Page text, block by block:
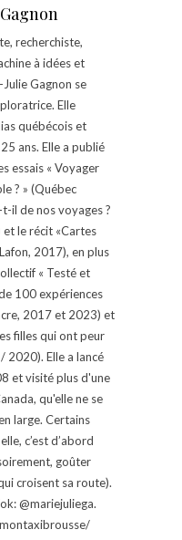
recherchiste,
à idées et
Gagnon se
Elle
québécois et
ans. Elle a publié
essais « Voyager
? » (Québec
il de nos voyages ?
le récit «Cartes
2017), en plus
« Testé et
100 expériences
2017 et 2023) et
filles qui ont peur
2020). Elle a lancé
et visité plus d'une
qu'elle ne se
large. Certains
c’est d’abord
goûter
croisent sa route).
@mariejuliega.